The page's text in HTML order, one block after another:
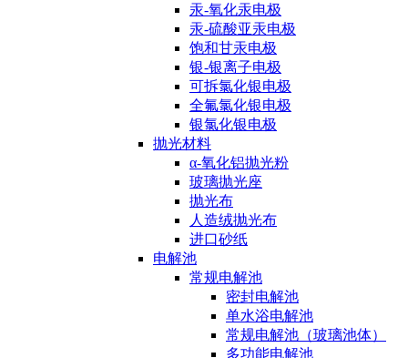
汞-氧化汞电极
汞-硫酸亚汞电极
饱和甘汞电极
银-银离子电极
可拆氯化银电极
全氟氯化银电极
银氯化银电极
抛光材料
α-氧化铝抛光粉
玻璃抛光座
抛光布
人造绒抛光布
进口砂纸
电解池
常规电解池
密封电解池
单水浴电解池
常规电解池（玻璃池体）
多功能电解池